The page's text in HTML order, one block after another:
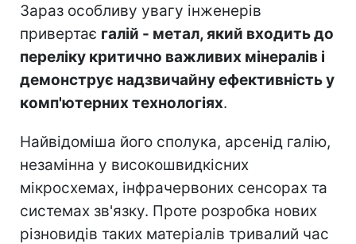
Зараз особливу увагу інженерів
привертає галій - метал, який входить до
переліку критично важливих мінералів і
демонструє надзвичайну ефективність у
комп'ютерних технологіях.
Найвідоміша його сполука, арсенід галію,
незамінна у високошвидкісних
мікросхемах, інфрачервоних сенсорах та
системах зв'язку. Проте розробка нових
різновидів таких матеріалів тривалий час